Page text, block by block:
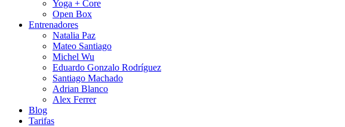
Yoga + Core
Open Box
Entrenadores
Natalia Paz
Mateo Santiago
Michel Wu
Eduardo Gonzalo Rodríguez
Santiago Machado
Adrian Blanco
Alex Ferrer
Blog
Tarifas